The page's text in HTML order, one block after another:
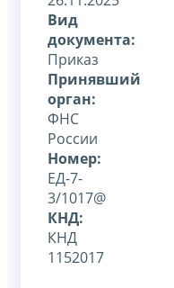
Вид
документа:
Приказ
Принявший
орган:
ФНС
России
Номер:
ЕД-7-
3/1017@
КНД:
КНД
1152017